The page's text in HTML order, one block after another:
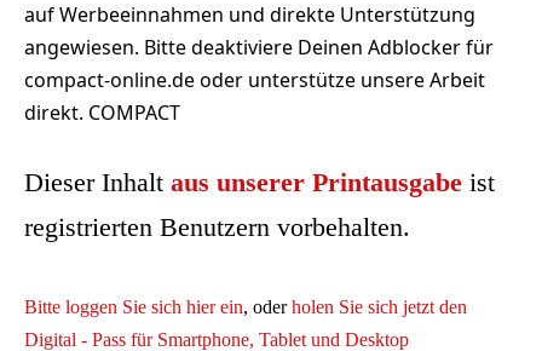
auf Werbeeinnahmen und direkte Unterstützung
angewiesen. Bitte deaktiviere Deinen Adblocker für
compact-online.de oder unterstütze unsere Arbeit
direkt. COMPACT
Dieser Inhalt aus unserer Printausgabe ist
registrierten Benutzern vorbehalten.
Bitte loggen Sie sich hier ein, oderholen Sie sich jetzt den
Digital - Pass für Smartphone, Tablet und Desktop